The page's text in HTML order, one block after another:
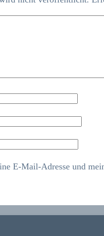
E-Mail-Adresse und